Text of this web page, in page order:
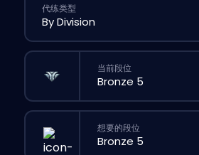
代练类型
当前段位
想要的段位